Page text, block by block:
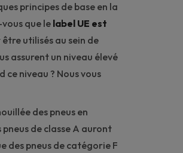
principes de base en la
que le label UE est
utilisés au sein de
assurent un niveau élevé
ce niveau ? Nous vous
des pneus en
de classe A auront
des pneus de catégorie F